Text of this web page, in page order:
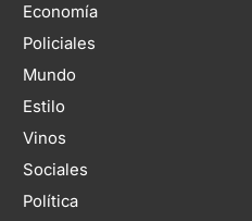
Economía
Policiales
Mundo
Estilo
Vinos
Sociales
Política